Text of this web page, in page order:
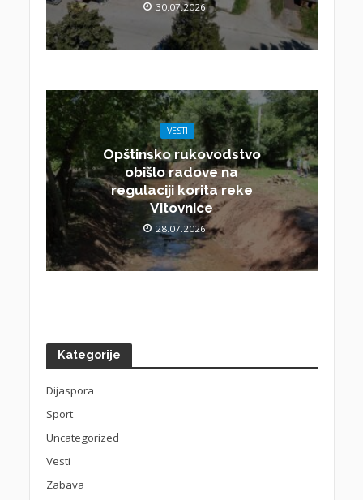
30.07.2026.
VESTI
Opštinsko rukovodstvo
obišlo radove na
regulaciji korita reke
Vitovnice
28.07.2026.
Kategorije
Dijaspora
Sport
Uncategorized
Vesti
Zabava